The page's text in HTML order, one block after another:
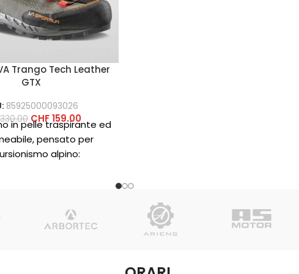
Trango Tech Leather
GTX
85925000093026
CHF159.00
in pelle traspirante ed
pensato per
alpino: